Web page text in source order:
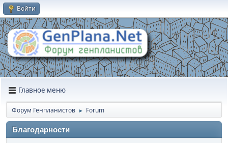
Войти
Главное меню
Форум Генпланистов ► Forum
Благодарности